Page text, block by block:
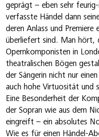
geprägt – eben sehr
verfasste Händel dann
deren Anlass und Premiere
überliefert sind. Man hört,
Opernkomponisten in
theatralischen Bögen
der Sängerin nicht nur
auch hohe Virtuosität und
Eine Besonderheit der
der Sopran wie aus dem
eingreift – ein absolutes
Wie es für einen Händel-